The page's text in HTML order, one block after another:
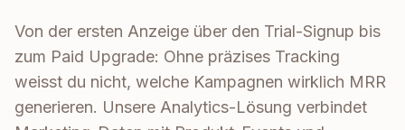
Von der ersten Anzeige über den Trial-Signup bis
zum Paid Upgrade: Ohne präzises Tracking
weisst du nicht, welche Kampagnen wirklich MRR
generieren. Unsere Analytics-Lösung verbindet